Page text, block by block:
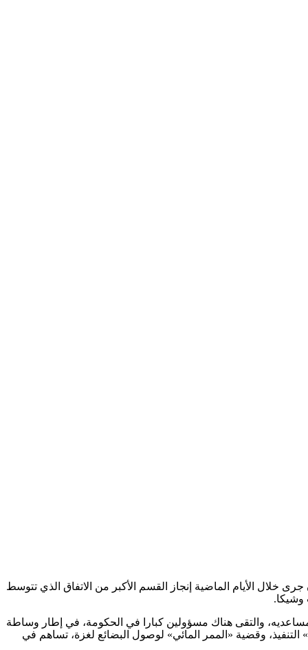
خلال الأيام الماضية إنجاز القسم الأكبر من الاتفاق الذي تتوسط
وشيكا.
والتقى هناك مسؤولين كبارا في الحكومة، في إطار وساطة
التنفيذ، وقضية «الممر المائي» لوصول البضائع لغزة، تساهم في